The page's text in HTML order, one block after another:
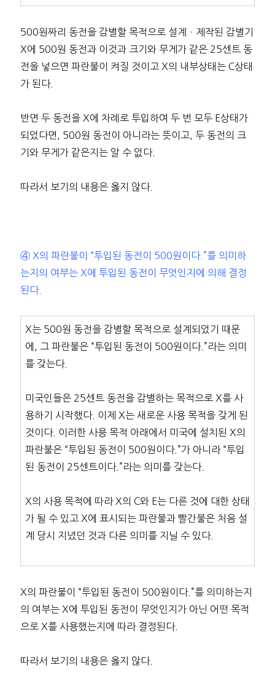
500원짜리 동전을 감별할 목적으로 설계ㆍ제작된 감별기
X에 500원 동전과 이것과 크기와 무게가 같은 25센트 동
전을 넣으면 파란불이 켜질 것이고 X의 내부상태는 C상태
가 된다.
반면 두 동전을 X에 차례로 투입하여 두 번 모두 E상태가
되었다면, 500원 동전이 아니라는 뜻이고, 두 동전의 크
기와 무게가 같은지는 알 수 없다.
따라서 보기의 내용은 옳지 않다.
④ X의 파란불이 “투입된 동전이 500원이다.”를 의미하
는지의 여부는 X에 투입된 동전이 무엇인지에 의해 결정
된다.
X는 500원 동전을 감별할 목적으로 설계되었기 때문
에, 그 파란불은 “투입된 동전이 500원이다.”라는 의미
를 갖는다.
미국인들은 25센트 동전을 감별하는 목적으로 X를 사
용하기 시작했다. 이제 X는 새로운 사용 목적을 갖게 된
것이다. 이러한 사용 목적 아래에서 미국에 설치된 X의
파란불은 “투입된 동전이 500원이다.”가 아니라 “투입
된 동전이 25센트이다.”라는 의미를 갖는다.
X의 사용 목적에 따라 X의 C와 E는 다른 것에 대한 상태
가 될 수 있고 X에 표시되는 파란불과 빨간불은 처음 설
계 당시 지녔던 것과 다른 의미를 지닐 수 있다.
X의 파란불이 “투입된 동전이 500원이다.”를 의미하는지
의 여부는 X에 투입된 동전이 무엇인지가 아닌 어떤 목적
으로 X를 사용했는지에 따라 결정된다.
따라서 보기의 내용은 옳지 않다.